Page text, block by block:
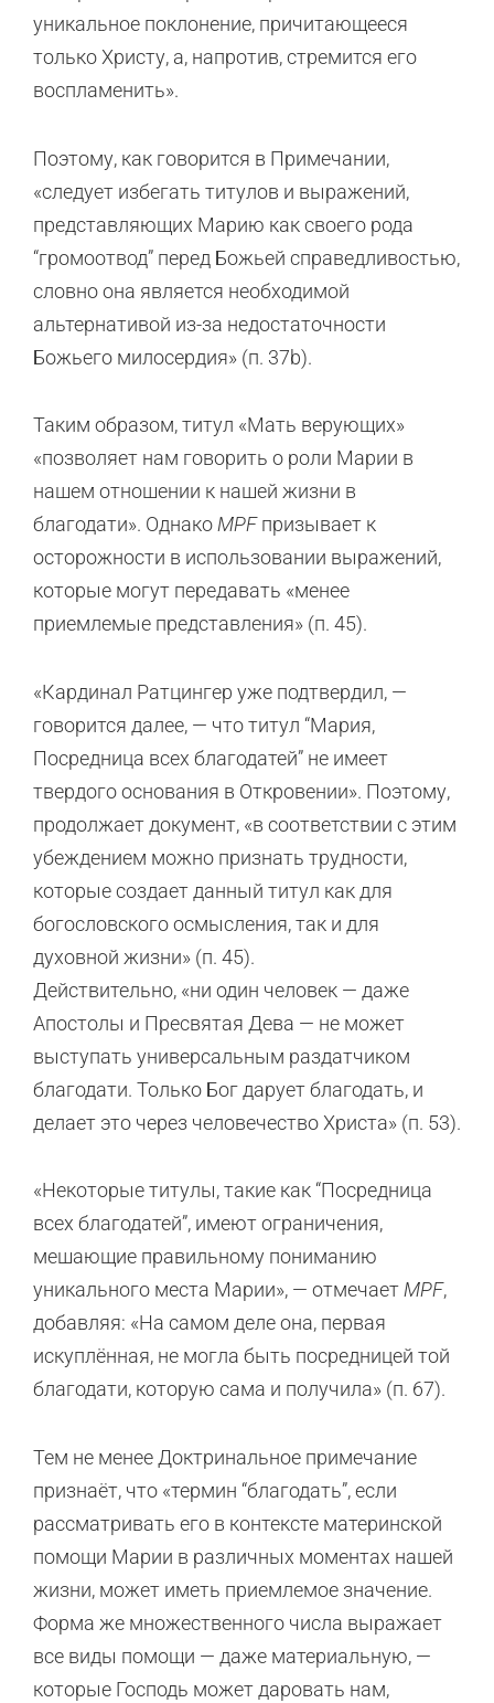
уникальное поклонение, причитающееся
только Христу, а, напротив, стремится его
воспламенить».
Поэтому, как говорится в Примечании,
«следует избегать титулов и выражений,
представляющих Марию как своего рода
“громоотвод” перед Божьей справедливостью,
словно она является необходимой
альтернативой из-за недостаточности
Божьего милосердия» (п. 37b).
Таким образом, титул «Мать верующих»
«позволяет нам говорить о роли Марии в
нашем отношении к нашей жизни в
благодати». ОднакоMPFпризывает к
осторожности в использовании выражений,
которые могут передавать «менее
приемлемые представления» (п. 45).
«Кардинал Ратцингер уже подтвердил, —
говорится далее, — что титул “Мария,
Посредница всех благодатей” не имеет
твердого основания в Откровении». Поэтому,
продолжает документ, «в соответствии с этим
убеждением можно признать трудности,
которые создает данный титул как для
богословского осмысления, так и для
духовной жизни» (п. 45).
Действительно, «ни один человек — даже
Апостолы и Пресвятая Дева — не может
выступать универсальным раздатчиком
благодати. Только Бог дарует благодать, и
делает это через человечество Христа» (п. 53).
«Некоторые титулы, такие как “Посредница
всех благодатей”, имеют ограничения,
мешающие правильному пониманию
уникального места Марии», — отмечаетMPF,
добавляя: «На самом деле она, первая
искуплённая, не могла быть посредницей той
благодати, которую сама и получила» (п. 67).
Тем не менее Доктринальное примечание
признаёт, что «термин “благодать”, если
рассматривать его в контексте материнской
помощи Марии в различных моментах нашей
жизни, может иметь приемлемое значение.
Форма же множественного числа выражает
все виды помощи — даже материальную, —
которые Господь может даровать нам,